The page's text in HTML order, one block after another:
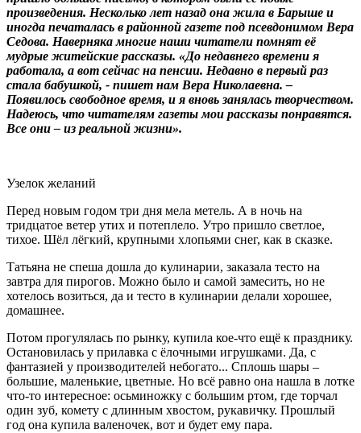
произведения. Несколько лет назад она жила в Барыше и
иногда печаталась в районной газете под псевдонимом Вера
Седова. Наверняка многие наши читатели помнят её
мудрые житейские рассказы. «До недавнего времени я
работала, а вот сейчас на пенсии. Недавно в первый раз
стала бабушкой, - пишет нам Вера Николаевна. –
Появилось свободное время, и я вновь занялась творчеством.
Надеюсь, что читателям газеты мои рассказы понравятся.
Все они – из реальной жизни».
Узелок желаний
Перед новым годом три дня мела метель. А в ночь на
тридцатое ветер утих и потеплело. Утро пришло светлое,
тихое. Шёл лёгкий, крупными хлопьями снег, как в сказке.
Татьяна не спеша дошла до кулинарии, заказала тесто на
завтра для пирогов. Можно было и самой замесить, но не
хотелось возиться, да и тесто в кулинарии делали хорошее,
домашнее.
Потом прогулялась по рынку, купила кое-что ещё к празднику.
Остановилась у прилавка с ёлочными игрушками. Да, с
фантазией у производителей небогато... Сплошь шары –
большие, маленькие, цветные. Но всё равно она нашла в лотке
что-то интересное: осьминожку с большим ртом, где торчал
один зуб, комету с длинным хвостом, рукавичку. Прошлый
год она купила валеночек, вот и будет ему пара.